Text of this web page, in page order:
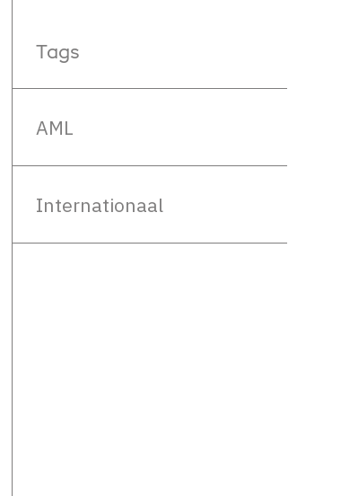
Tags
AML
Internationaal